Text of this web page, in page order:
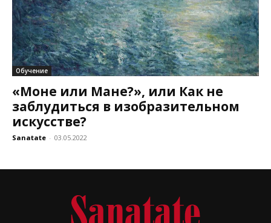
Обучение
«Моне или Мане?», или Как не
заблудиться в изобразительном
искусстве?
Sanatate - 03.05.2022